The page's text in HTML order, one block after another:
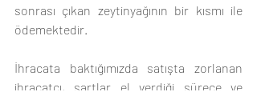
sonrası çıkan zeytinyağının bir kısmı ile
ödemektedir.
İhracata baktığımızda satışta zorlanan
ihracatçı, şartlar el verdiği sürece ve